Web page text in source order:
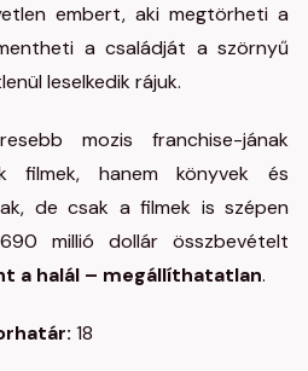
embert, aki megtörheti a
a családját a szörnyű
leselkedik rájuk.
mozis franchise-jának
filmek, hanem könyvek és
de csak a filmek is szépen
millió dollár összbevételt
a halál – megállíthatatlan.
18